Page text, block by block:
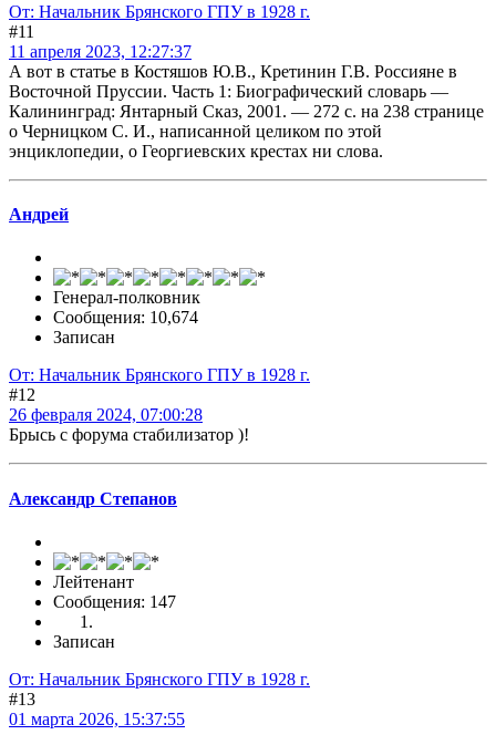
От: Начальник Брянского ГПУ в 1928 г.
#11
11 апреля 2023, 12:27:37
А вот в статье в Костяшов Ю.В., Кретинин Г.В. Россияне в
Восточной Пруссии. Часть 1: Биографический словарь —
Калининград: Янтарный Сказ, 2001. — 272 с. на 238 странице
о Черницком С. И., написанной целиком по этой
энциклопедии, о Георгиевских крестах ни слова.
Андрей
Генерал-полковник
Сообщения: 10,674
Записан
От: Начальник Брянского ГПУ в 1928 г.
#12
26 февраля 2024, 07:00:28
Брысь с форума стабилизатор )!
Александр Степанов
Лейтенант
Сообщения: 147
Записан
От: Начальник Брянского ГПУ в 1928 г.
#13
01 марта 2026, 15:37:55